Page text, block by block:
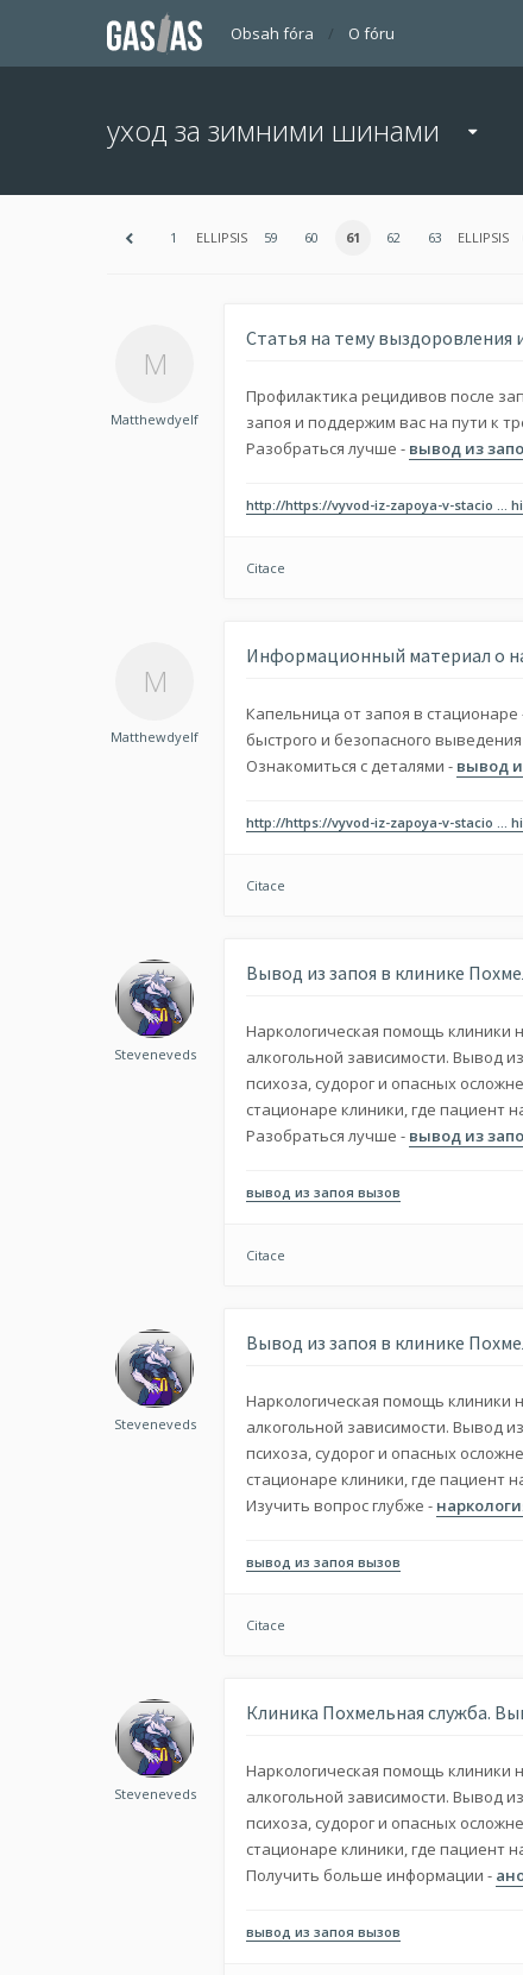
Obsah fóra O fóru
уход за зимними шинами
1 ELLIPSIS 59 60 61 62 63 ELLIPSIS
Matthewdyelf
Статья на тему выздоровления
Профилактика рецидивов после
запоя и поддержим вас на пути к
Разобраться лучше - вывод из
http://https://vyvod-iz-zapoya-v-stacio ...
Citace
Matthewdyelf
Информационный материал о
Капельница от запоя в
быстрого и безопасного
Ознакомиться с деталями - вывод
http://https://vyvod-iz-zapoya-v-stacio ...
Citace
Steveneveds
Вывод из запоя в клинике
Наркологическая помощь клиники
алкогольной зависимости. Вывод
психоза, судорог и опасных
стационаре клиники, где пациент
Разобраться лучше - вывод из
вывод из запоя вызов
Citace
Steveneveds
Вывод из запоя в клинике
Наркологическая помощь клиники
алкогольной зависимости. Вывод
психоза, судорог и опасных
стационаре клиники, где пациент
Изучить вопрос глубже -
вывод из запоя вызов
Citace
Steveneveds
Клиника Похмельная служба.
Наркологическая помощь клиники
алкогольной зависимости. Вывод
психоза, судорог и опасных
стационаре клиники, где пациент
Получить больше информации -
вывод из запоя вызов